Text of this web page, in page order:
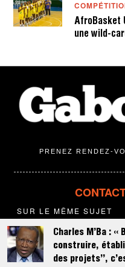
AfroBasket
une wild-
SUR LE MÊME SUJET
Charles M’Ba : «
construire, établir
des projets’’,
PRENEZ RENDEZ-